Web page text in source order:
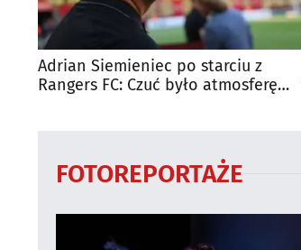
Adrian Siemieniec po starciu z
Rangers FC: Czuć było atmosferę
FOTOREPORTAŻE